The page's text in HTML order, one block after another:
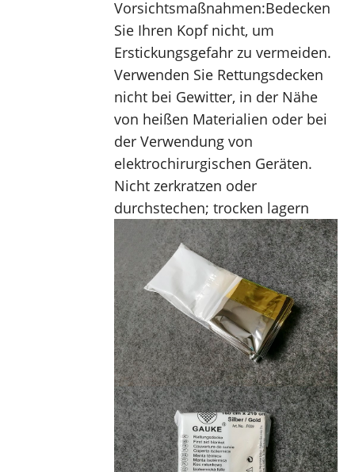
Vorsichtsmaßnahmen:Bedecken
Sie Ihren Kopf nicht, um
Erstickungsgefahr zu vermeiden.
Verwenden Sie Rettungsdecken
nicht bei Gewitter, in der Nähe
von heißen Materialien oder bei
der Verwendung von
elektrochirurgischen Geräten.
Nicht zerkratzen oder
durchstechen; trocken lagern